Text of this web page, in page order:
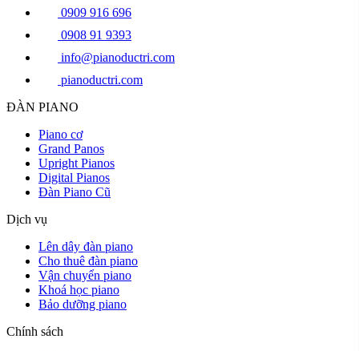
0909 916 696
0908 91 9393
info@pianoductri.com
pianoductri.com
ĐÀN PIANO
Piano cơ
Grand Panos
Upright Pianos
Digital Pianos
Đàn Piano Cũ
Dịch vụ
Lên dây đàn piano
Cho thuê đàn piano
Vận chuyển piano
Khoá học piano
Bảo dưỡng piano
Chính sách